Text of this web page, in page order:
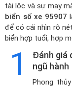
tài lộc và sự may
biển số xe 95907
để có cái nhìn rõ
biển hợp tuổi, hợp
1
Đánh giá
ngũ hành
Phong